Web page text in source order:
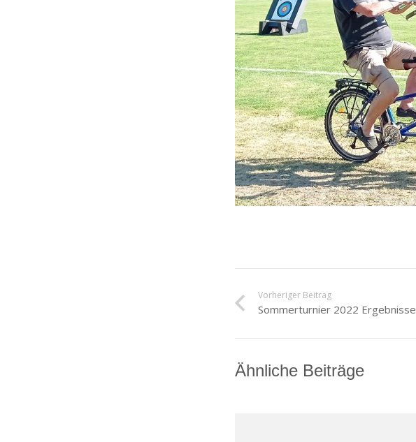
Vorheriger Beitrag
Sommerturnier 2022 Ergebnisse
Ähnliche Beiträge